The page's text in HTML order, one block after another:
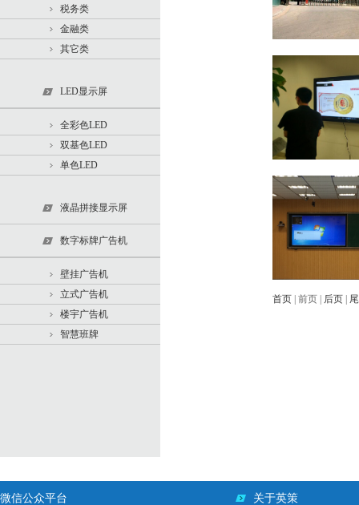
税务类
金融类
其它类
LED显示屏
全彩色LED
双基色LED
单色LED
液晶拼接显示屏
数字标牌广告机
壁挂广告机
立式广告机
楼宇广告机
智慧班牌
首页 | 前页 | 后页
微信公众平台 关于英策